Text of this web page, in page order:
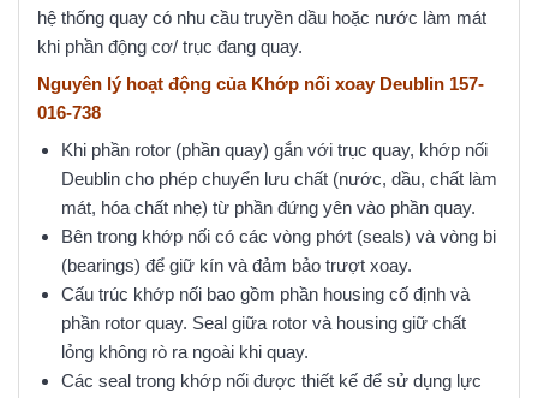
hệ thống quay có nhu cầu truyền dầu hoặc nước làm mát
khi phần động cơ/ trục đang quay.
Nguyên lý hoạt động của Khớp nối xoay Deublin 157-
016-738
Khi phần rotor (phần quay) gắn với trục quay, khớp nối
Deublin cho phép chuyển lưu chất (nước, dầu, chất làm
mát, hóa chất nhẹ) từ phần đứng yên vào phần quay.
Bên trong khớp nối có các vòng phớt (seals) và vòng bi
(bearings) để giữ kín và đảm bảo trượt xoay.
Cấu trúc khớp nối bao gồm phần housing cố định và
phần rotor quay. Seal giữa rotor và housing giữ chất
lỏng không rò ra ngoài khi quay.
Các seal trong khớp nối được thiết kế để sử dụng lực